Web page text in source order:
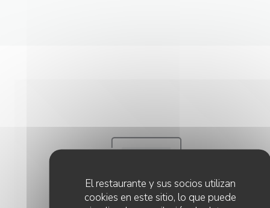
El restaurante y sus socios utilizan
cookies en este sitio, lo que puede